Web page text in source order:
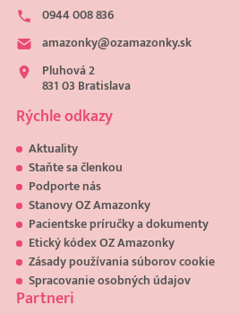
0944 008 836
amazonky@ozamazonky.sk
Pluhová 2
831 03 Bratislava
Rýchle odkazy
Aktuality
Staňte sa členkou
Podporte nás
Stanovy OZ Amazonky
Pacientske príručky a dokumenty
Etický kódex OZ Amazonky
Zásady používania súborov cookie
Spracovanie osobných údajov
Partneri